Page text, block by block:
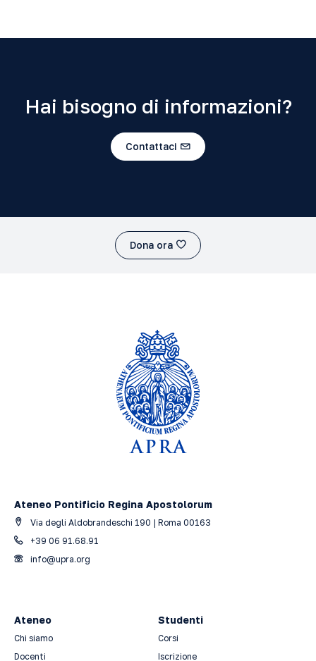
Hai bisogno di informazioni?
Contattaci
Dona ora
Ateneo Pontificio Regina Apostolorum
Via degli Aldobrandeschi 190 | Roma 00163
+39 06 91.68.91
info@upra.org
Ateneo
Chi siamo
Docenti
Studenti
Corsi
Iscrizione